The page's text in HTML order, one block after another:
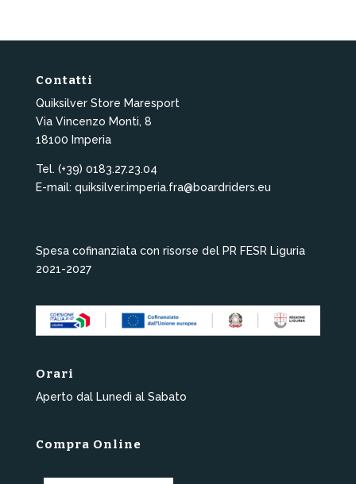
Contatti
Quiksilver Store Maresport
Via Vincenzo Monti, 8
18100 Imperia
Tel. (+39) 0183.27.23.04
E-mail: quiksilver.imperia.fra@boardriders.eu
Spesa cofinanziata con risorse del PR FESR Liguria
2021-2027
Orari
Aperto dal Lunedì al Sabato
Compra Online